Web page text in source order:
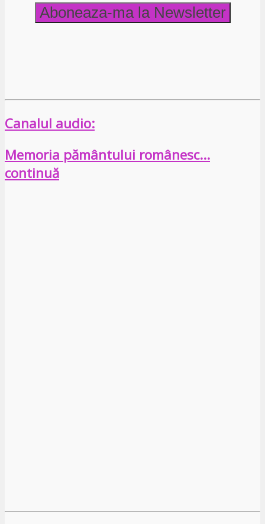
Canalul audio:
Memoria pământului românesc…
continuă